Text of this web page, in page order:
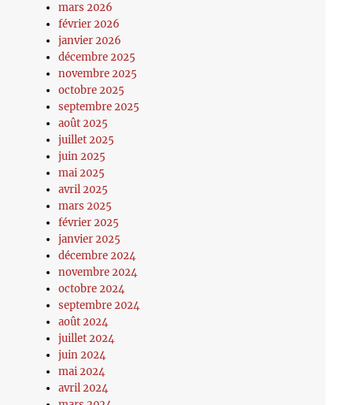
mars 2026
février 2026
janvier 2026
décembre 2025
novembre 2025
octobre 2025
septembre 2025
août 2025
juillet 2025
juin 2025
mai 2025
avril 2025
mars 2025
février 2025
janvier 2025
décembre 2024
novembre 2024
octobre 2024
septembre 2024
août 2024
juillet 2024
juin 2024
mai 2024
avril 2024